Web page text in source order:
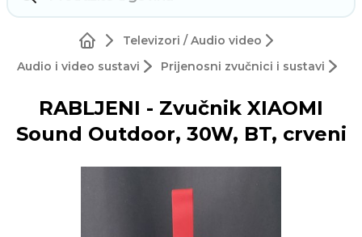
Televizori / Audio video
Audio i video sustavi
Prijenosni zvučnici i sustavi
RABLJENI - Zvučnik XIAOMI
Sound Outdoor, 30W, BT, crveni